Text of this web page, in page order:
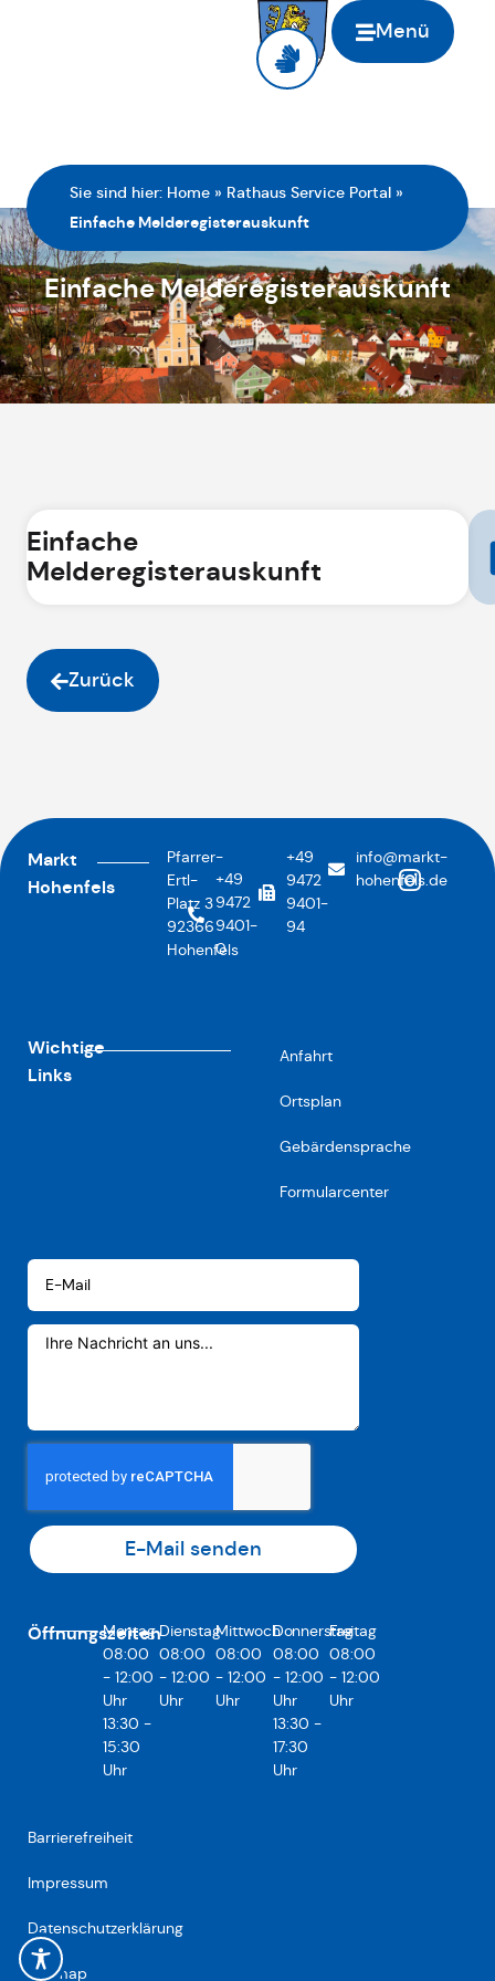
Menü
Sie sind hier: Home » Rathaus Service Portal »
Einfache Melderegisterauskunft
Einfache Melderegisterauskunft
Einfache
Melderegisterauskunft
Zurück
Markt
Hohenfels
Pfarrer-
Ertl-
Platz 3
92366
Hohenfels
+49
9472
9401-
0
+49
9472
9401-
94
info@markt-
hohenfels.de
Wichtige
Links
Anfahrt
Ortsplan
Gebärdensprache
Formularcenter
E-Mail senden
Öffnungszeiten
Montag
08:00
- 12:00
Uhr
13:30 -
15:30
Uhr
Dienstag
08:00
- 12:00
Uhr
Mittwoch
08:00
- 12:00
Uhr
Donnerstag
08:00
- 12:00
Uhr
13:30 -
17:30
Uhr
Freitag
08:00
- 12:00
Uhr
Barrierefreiheit
Impressum
Datenschutzerklärung
Sitemap